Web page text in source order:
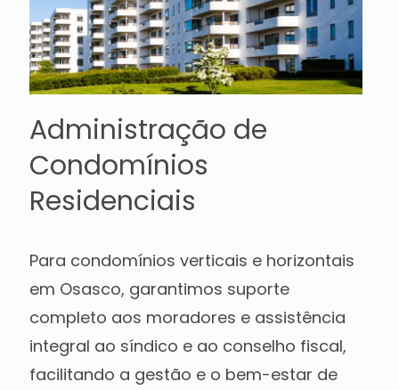
Administração de
Condomínios
Residenciais
Para condomínios verticais e horizontais
em Osasco, garantimos suporte
completo aos moradores e assistência
integral ao síndico e ao conselho fiscal,
facilitando a gestão e o bem-estar de